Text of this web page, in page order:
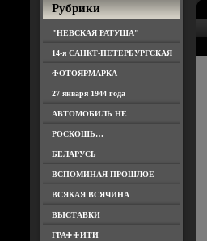
Рубрики
"НЕВСКАЯ РАТУША"
14-я САНКТ-ПЕТЕРБУРГСКАЯ
ФОТОЯРМАРКА
27 января 1944 года
АВТОМОБИЛЬ НЕ
РОСКОШЬ…
БЕЛАРУСЬ
ВСПОМИНАЯ ПРОШЛОЕ
ВСЯКАЯ ВСЯЧИНА
ВЫСТАВКИ
ГРАФФИТИ